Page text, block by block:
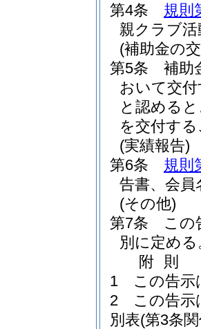
第4条
規則
親クラブ
(補助金の
第5条
補助
おいて交
と認める
を交付す
(実績報告)
第6条
規則
告書、会
(その他)
第7条
この
別に定める
附 則
1
この告示
2
この告示
別表(第3条